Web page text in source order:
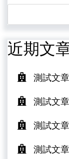
近期文
測試文
測試文
測試文
測試文